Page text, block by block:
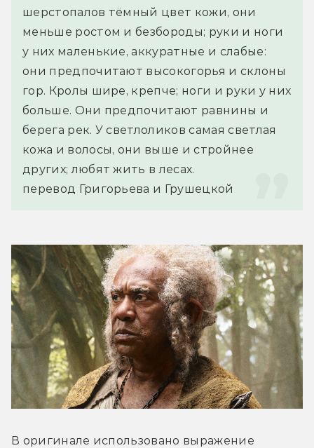
шерстопалов тёмный цвет кожи, они
меньше ростом и безбороды; руки и ноги
у них маленькие, аккуратные и слабые:
они предпочитают высокогорья и склоны
гор. Кролы шире, крепче; ноги и руки у них
больше. Они предпочитают равнины и
берега рек. У светлоликов самая светлая
кожа и волосы, они выше и стройнее
других; любят жить в лесах.
перевод Григорьева и Грушецкой
В оригинале использовано выражение